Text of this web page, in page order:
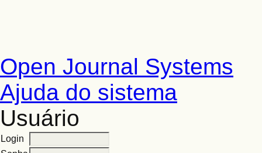
Open Journal Systems
Ajuda do sistema
Usuário
Login